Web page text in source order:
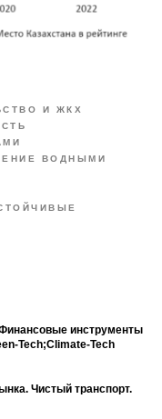
И ЖКХ
ВОДНЫМИ
Финансовые инструменты
Tech;Climate-Tech
Чистый транспорт.